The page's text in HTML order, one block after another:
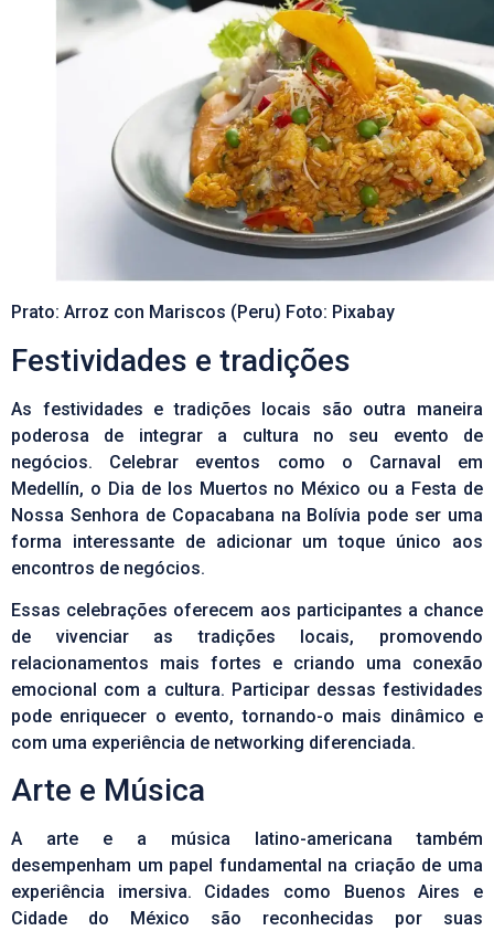
Prato: Arroz con Mariscos (Peru) Foto: Pixabay
Festividades e tradições
As festividades e tradições locais são outra maneira
poderosa de integrar a cultura no seu evento de
negócios. Celebrar eventos como o Carnaval em
Medellín, o Dia de los Muertos no México ou a Festa de
Nossa Senhora de Copacabana na Bolívia pode ser uma
forma interessante de adicionar um toque único aos
encontros de negócios.
Essas celebrações oferecem aos participantes a chance
de vivenciar as tradições locais, promovendo
relacionamentos mais fortes e criando uma conexão
emocional com a cultura. Participar dessas festividades
pode enriquecer o evento, tornando-o mais dinâmico e
com uma experiência de networking diferenciada.
Arte e Música
A arte e a música latino-americana também
desempenham um papel fundamental na criação de uma
experiência imersiva. Cidades como Buenos Aires e
Cidade do México são reconhecidas por suas